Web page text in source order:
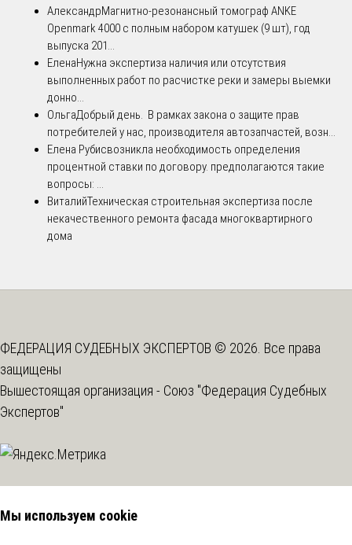
АлександрМагнитно-резонансный томограф ANKE
Openmark 4000 с полным набором катушек (9 шт), год
выпуска 201...
ЕленаНужна экспертиза наличия или отсутствия
выполненных работ по расчистке реки и замеры выемки
донно...
ОльгаДобрый день. В рамках закона о защите прав
потребителей у нас, производителя автозапчастей, возн...
Елена Рубисвозникла необходимость определения
процентной ставки по договору. предполагаются такие
вопросы: ...
ВиталийТехническая строительная экспертиза после
некачественного ремонта фасада многоквартирного
дома
ФЕДЕРАЦИЯ СУДЕБНЫХ ЭКСПЕРТОВ © 2026. Все права
защищены
Вышестоящая организация - Союз "Федерация Судебных
Экспертов"
Мы используем cookie